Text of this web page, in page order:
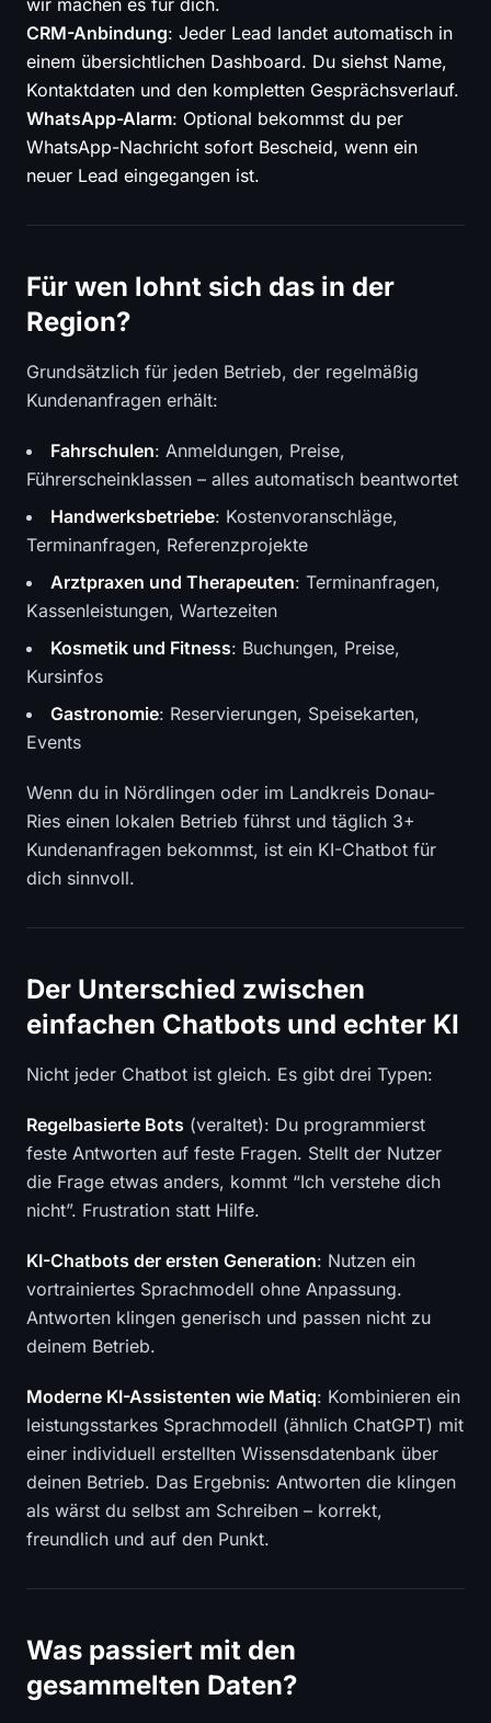
wir machen es für dich.
CRM-Anbindung: Jeder Lead landet automatisch in
einem übersichtlichen Dashboard. Du siehst Name,
Kontaktdaten und den kompletten Gesprächsverlauf.
WhatsApp-Alarm: Optional bekommst du per
WhatsApp-Nachricht sofort Bescheid, wenn ein
neuer Lead eingegangen ist.
Für wen lohnt sich das in der
Region?
Grundsätzlich für jeden Betrieb, der regelmäßig
Kundenanfragen erhält:
Fahrschulen: Anmeldungen, Preise,
Führerscheinklassen – alles automatisch beantwortet
Handwerksbetriebe: Kostenvoranschläge,
Terminanfragen, Referenzprojekte
Arztpraxen und Therapeuten: Terminanfragen,
Kassenleistungen, Wartezeiten
Kosmetik und Fitness: Buchungen, Preise,
Kursinfos
Gastronomie: Reservierungen, Speisekarten,
Events
Wenn du in Nördlingen oder im Landkreis Donau-
Ries einen lokalen Betrieb führst und täglich 3+
Kundenanfragen bekommst, ist ein KI-Chatbot für
dich sinnvoll.
Der Unterschied zwischen
einfachen Chatbots und echter KI
Nicht jeder Chatbot ist gleich. Es gibt drei Typen:
Regelbasierte Bots (veraltet): Du programmierst
feste Antworten auf feste Fragen. Stellt der Nutzer
die Frage etwas anders, kommt “Ich verstehe dich
nicht”. Frustration statt Hilfe.
KI-Chatbots der ersten Generation: Nutzen ein
vortrainiertes Sprachmodell ohne Anpassung.
Antworten klingen generisch und passen nicht zu
deinem Betrieb.
Moderne KI-Assistenten wie Matiq: Kombinieren ein
leistungsstarkes Sprachmodell (ähnlich ChatGPT) mit
einer individuell erstellten Wissensdatenbank über
deinen Betrieb. Das Ergebnis: Antworten die klingen
als wärst du selbst am Schreiben – korrekt,
freundlich und auf den Punkt.
Was passiert mit den
gesammelten Daten?